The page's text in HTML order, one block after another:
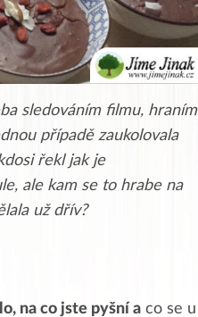
sledováním filmu, hraním
případě zaukolovala
řekl jak je
ale kam se to hrabe na
už dřív?
na co jste pyšní a co se u